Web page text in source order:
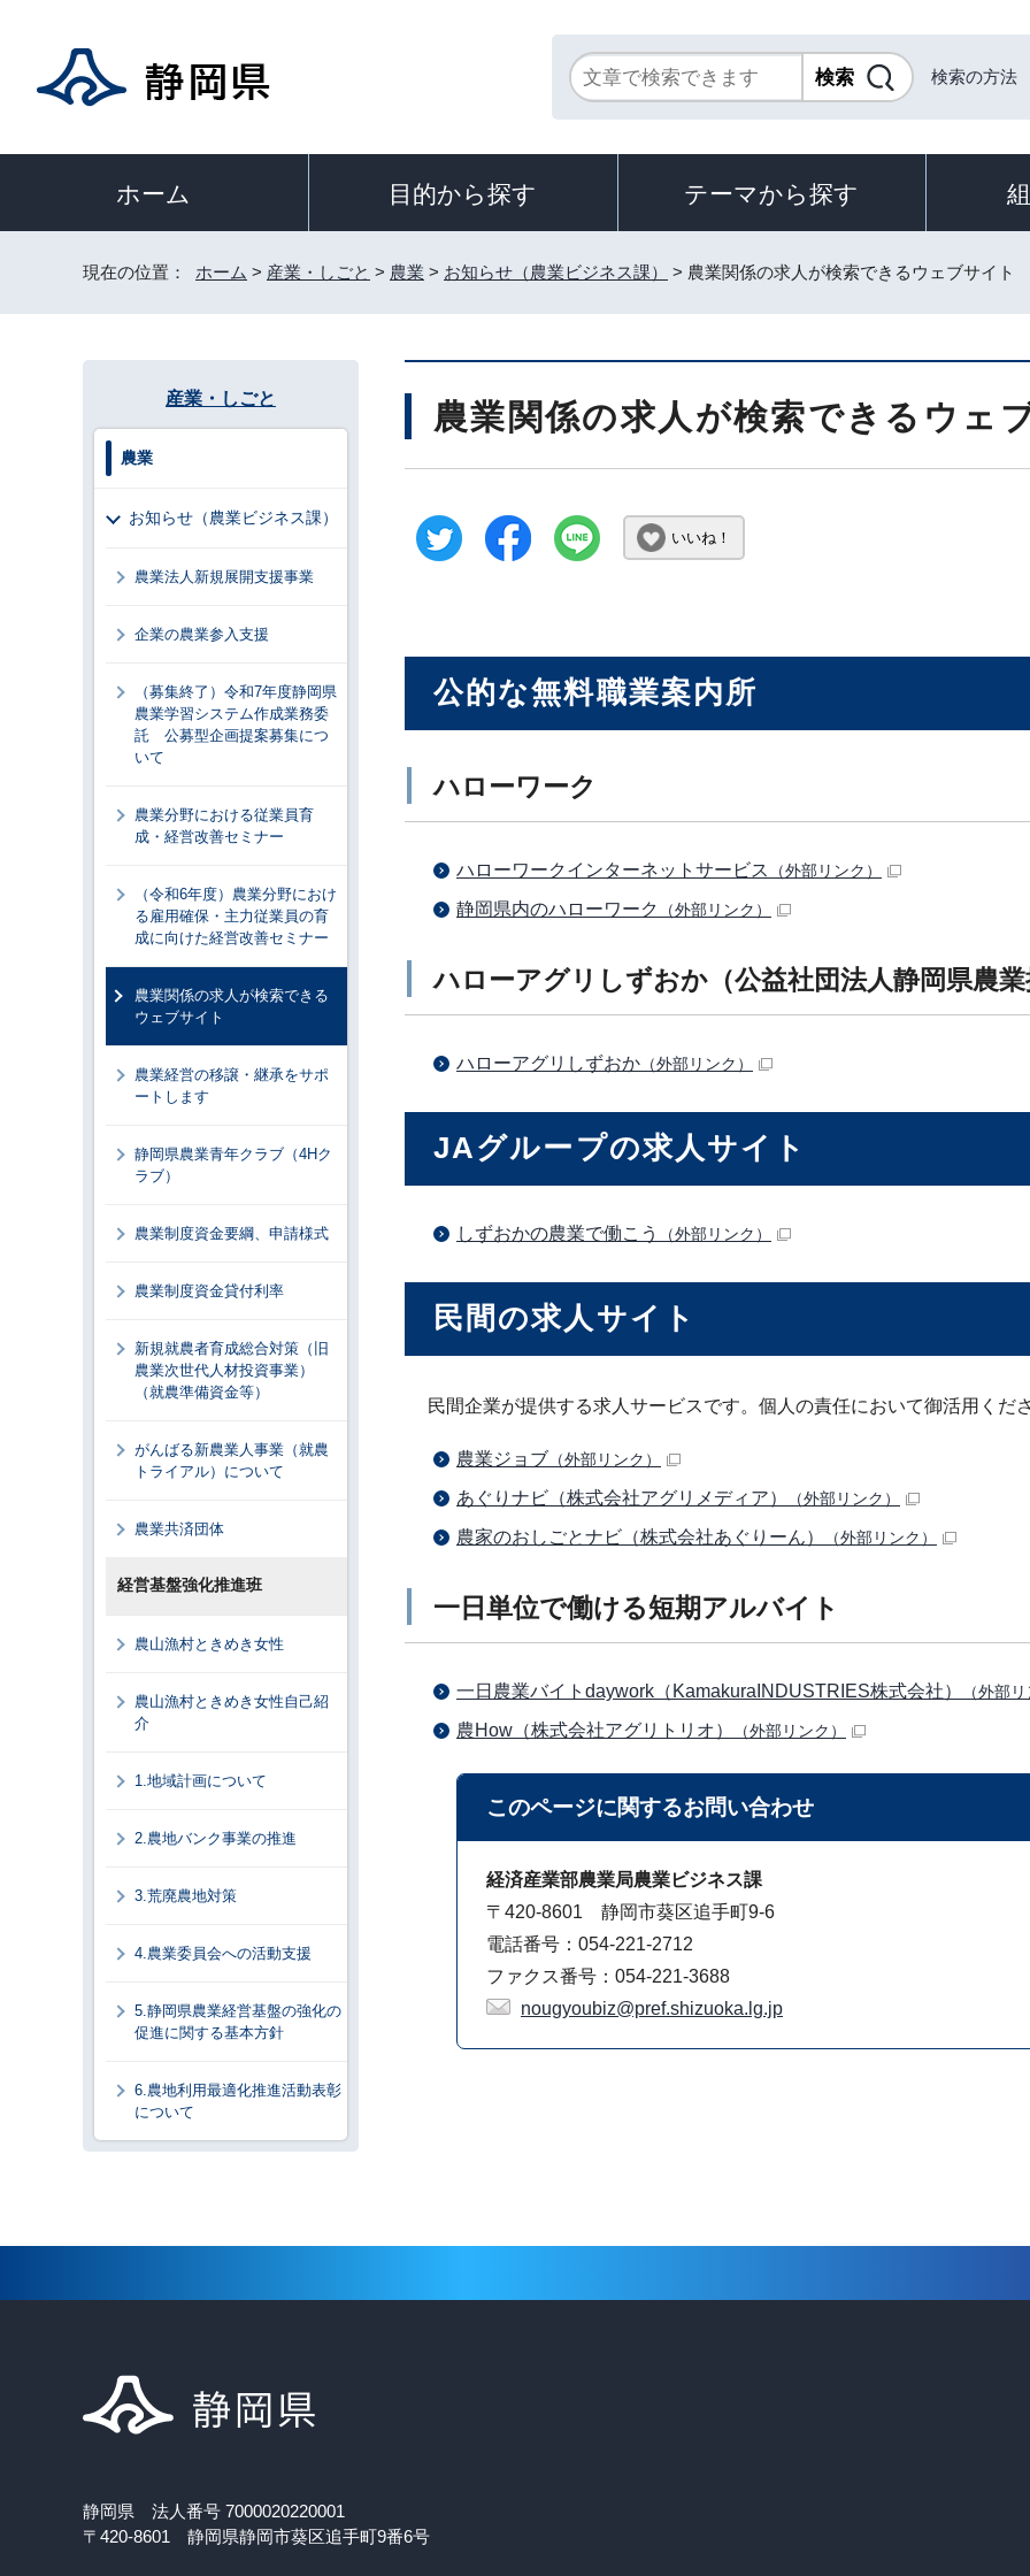
検索の方法
ホーム 目的から探す テーマから探す
現在の位置： ホーム > 産業・しごと > 農業 > お知らせ（農業ビジネス課） > 農業関係の求人が検索できるウェブサイト
農業関係の求人が検索できるウェ
いいね！
公的な無料職業案内所
ハローワーク
ハローワークインターネットサービス （外部リンク）
静岡県内のハローワーク （外部リンク）
ハローアグリしずおか（公益社団法人静岡県農
ハローアグリしずおか （外部リンク）
JAグループの求人サイト
しずおかの農業で働こう （外部リンク）
民間の求人サイト
民間企業が提供する求人サービスです。個人の責任において御活用くだ
農業ジョブ （外部リンク）
あぐりナビ（株式会社アグリメディア） （外部リンク）
農家のおしごとナビ（株式会社あぐりーん） （外部リンク）
一日単位で働ける短期アルバイト
一日農業バイトdaywork（KamakuraINDUSTRIES株式会社） （外部
農How（株式会社アグリトリオ） （外部リンク）
このページに関するお問い合わせ
経済産業部農業局農業ビジネス課
〒420-8601 静岡市葵区追手町9-6
電話番号：054-221-2712
ファクス番号：054-221-3688
nougyoubiz@pref.shizuoka.lg.jp
産業・しごと
農業
お知らせ（農業ビジネス課）
農業法人新規展開支援事業
企業の農業参入支援
（募集終了）令和7年度静岡県
農業学習システム作成業務委
託 公募型企画提案募集につ
いて
農業分野における従業員育
成・経営改善セミナー
（令和6年度）農業分野におけ
る雇用確保・主力従業員の育
成に向けた経営改善セミナー
農業関係の求人が検索できる
ウェブサイト
農業経営の移譲・継承をサポ
ートします
静岡県農業青年クラブ（4Hク
ラブ）
農業制度資金要綱、申請様式
農業制度資金貸付利率
新規就農者育成総合対策（旧
農業次世代人材投資事業）
（就農準備資金等）
がんばる新農業人事業（就農
トライアル）について
農業共済団体
経営基盤強化推進班
農山漁村ときめき女性
農山漁村ときめき女性自己紹
介
1.地域計画について
2.農地バンク事業の推進
3.荒廃農地対策
4.農業委員会への活動支援
5.静岡県農業経営基盤の強化の
促進に関する基本方針
6.農地利用最適化推進活動表彰
について
静岡県 法人番号 7000020220001
〒420-8601 静岡県静岡市葵区追手町9番6号